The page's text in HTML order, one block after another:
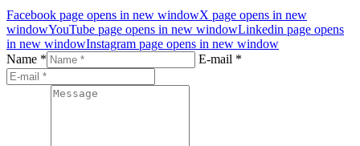
Facebook page opens in new windowX page opens in new
windowYouTube page opens in new windowLinkedin page opens
in new windowInstagram page opens in new window
Name *
E-mail *